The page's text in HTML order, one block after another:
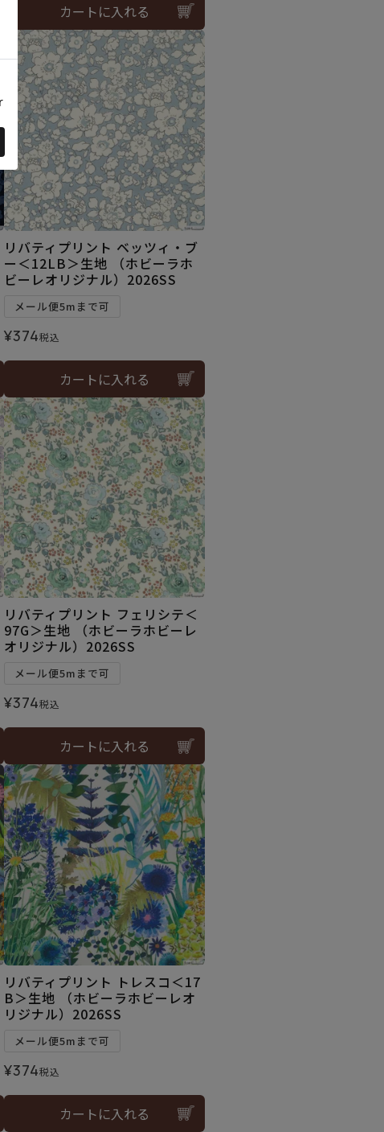
カートに入れる
リバティプリント ベッツィ・ブ
ー＜12LB＞生地 （ホビーラホ
ビーレオリジナル）2026SS
メール便5mまで可
¥374税込
カートに入れる
リバティプリント フェリシテ＜
97G＞生地 （ホビーラホビーレ
オリジナル）2026SS
メール便5mまで可
¥374税込
カートに入れる
リバティプリント トレスコ＜17
B＞生地 （ホビーラホビーレオ
リジナル）2026SS
メール便5mまで可
¥374税込
カートに入れる